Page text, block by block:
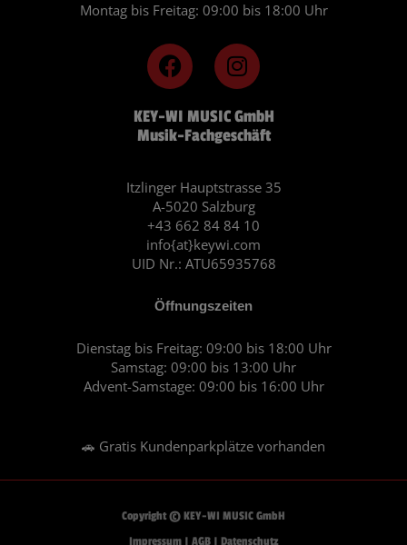
KEY-WI MUSIC GmbH
Musik-Fachgeschäft
Itzlinger Hauptstrasse 35
A-5020 Salzburg
+43 662 84 84 10
info{at}keywi.com
UID Nr.: ATU65935768
Öffnungszeiten
Dienstag bis Freitag: 09:00 bis 18:00 Uhr
Samstag: 09:00 bis 13:00 Uhr
Advent-Samstage: 09:00 bis 16:00 Uhr
🚗 Gratis Kundenparkplätze vorhanden
F
a
c
e
b
o
k
I
n
s
t
a
r
a
m
Montag bis Freitag: 09:00 bis 18:00 Uhr
Copyright © KEY-WI MUSIC GmbH
Impressum| AGB| Datenschutz